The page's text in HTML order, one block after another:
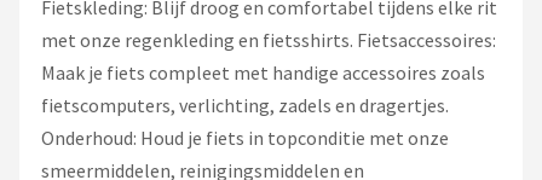
Fietskleding: Blijf droog en comfortabel tijdens elke rit
met onze regenkleding en fietsshirts. Fietsaccessoires:
Maak je fiets compleet met handige accessoires zoals
fietscomputers, verlichting, zadels en dragertjes.
Onderhoud: Houd je fiets in topconditie met onze
smeermiddelen, reinigingsmiddelen en